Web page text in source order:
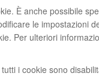
È anche possibile
le impostazioni
Per ulteriori
i cookie sono